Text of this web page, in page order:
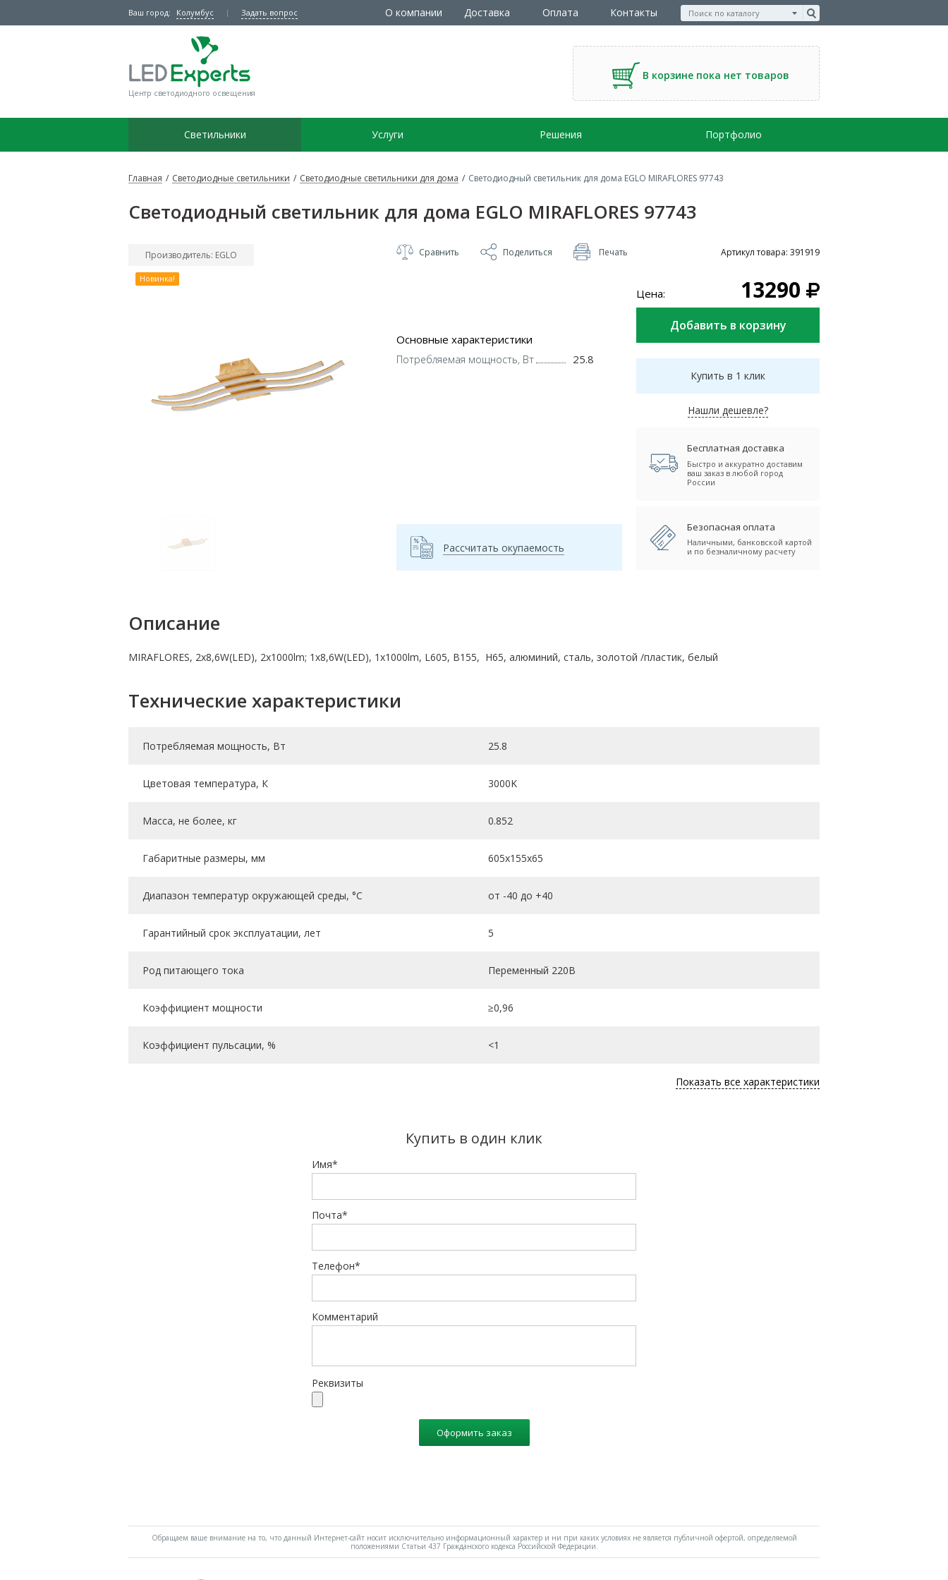
Ваш город: Колумбус Задать вопрос О компании Доставка Оплата Контакты
Центр светодиодного освещения
В корзине пока нет товаров
Светильники Услуги Решения Портфолио
Главная / Светодиодные светильники / Светодиодные светильники для дома / Светодиодный светильник для дома EGLO MIRAFLORES 97743
Светодиодный светильник для дома EGLO MIRAFLORES 97743
Производитель: EGLO
Новинка!
Сравнить Поделиться Печать Артикул товара: 391919
Основные характеристики
Потребляемая мощность, Вт 25.8
Рассчитать окупаемость
Цена: 13290
Купить в 1 клик
Нашли дешевле?
Бесплатная доставка
Быстро и аккуратно доставим
ваш заказ в любой город
России
Безопасная оплата
Наличными, банковской картой
и по безналичному расчету
Описание
MIRAFLORES, 2х8,6W(LED), 2х1000lm; 1х8,6W(LED), 1х1000lm, L605, B155, Н65, алюминий, cталь, золотой /пластик, белый
Технические характеристики
Потребляемая мощность, Вт 25.8
Цветовая температура, К 3000K
Масса, не более, кг 0.852
Габаритные размеры, мм 605х155х65
Диапазон температур окружающей среды, °C от -40 до +40
Гарантийный срок эксплуатации, лет 5
Род питающего тока Переменный 220В
Коэффициент мощности ≥0,96
Коэффициент пульсации, % <1
Показать все характеристики
Купить в один клик
Имя*
Почта*
Телефон*
Комментарий
Реквизиты
Оформить заказ
Обращаем ваше внимание на то, что данный Интернет-сайт носит исключительно информационный характер и ни при каких условиях не является публичной офертой, определяемой
положениями Статьи 437 Гражданского кодекса Российской Федерации.